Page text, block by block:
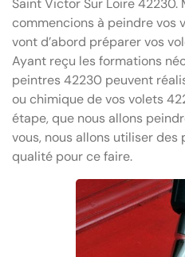
Saint Victor Sur Loire 42230.
commencions à peindre vos
vont d’abord préparer vos
Ayant reçu les formations
peintres 42230 peuvent
ou chimique de vos volets
étape, que nous allons
vous, nous allons utiliser
qualité pour ce faire.